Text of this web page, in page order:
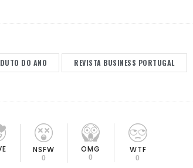
DO ANO REVISTA BUSINESS PORTUGAL
NSFW
0
OMG
0
WTF
0